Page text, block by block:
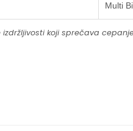
Multi
koji sprečava